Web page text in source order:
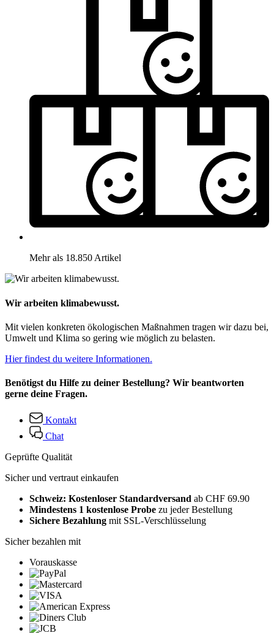
Mehr als 18.850 Artikel
Wir arbeiten klimabewusst.
Mit vielen konkreten ökologischen Maßnahmen tragen wir dazu bei,
Umwelt und Klima so gering wie möglich zu belasten.
Hier findest du weitere Informationen.
Benötigst du Hilfe zu deiner Bestellung? Wir beantworten
gerne deine Fragen.
Kontakt
Chat
Geprüfte Qualität
Sicher und vertraut einkaufen
Schweiz: Kostenloser Standardversand ab CHF 69.90
Mindestens 1 kostenlose Probe zu jeder Bestellung
Sichere Bezahlung mit SSL-Verschlüsselung
Sicher bezahlen mit
Vorauskasse